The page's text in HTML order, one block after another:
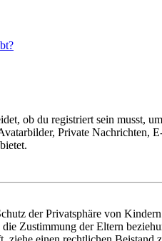
ob du registriert sein musst,
Private Nachrichten,
der Privatsphäre von
Zustimmung der Eltern